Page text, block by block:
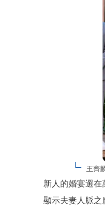
王齊
新人的婚宴選
顯示夫妻人脈之